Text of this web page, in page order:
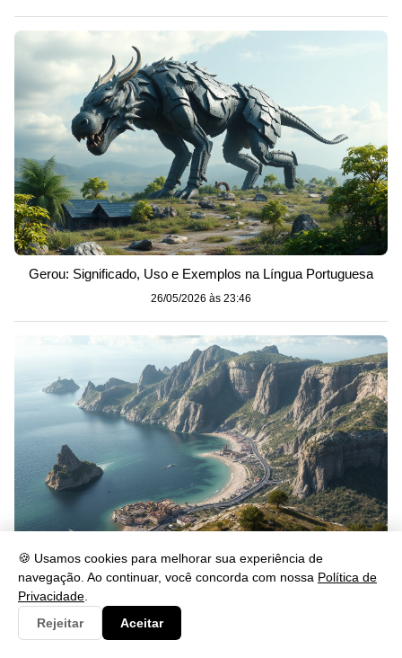
🍪 Usamos cookies para melhorar sua experiência de
navegação. Ao continuar, você concorda com nossa Política de
Privacidade
Rejeitar
Aceitar
Gerou: Significado, Uso e Exemplos na Língua Portuguesa
26/05/2026 às 23:46
Se lascar: significado, uso e exemplos na prática